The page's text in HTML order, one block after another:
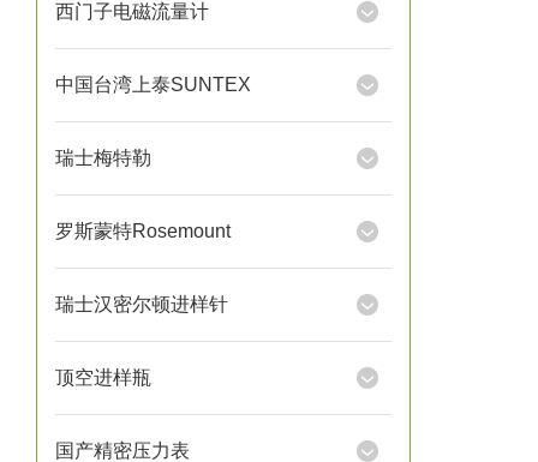
西门子电磁流量计
中国台湾上泰SUNTEX
瑞士梅特勒
罗斯蒙特Rosemount
瑞士汉密尔顿进样针
顶空进样瓶
国产精密压力表